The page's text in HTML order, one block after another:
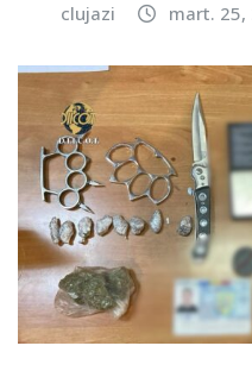
clujazi mart. 25,